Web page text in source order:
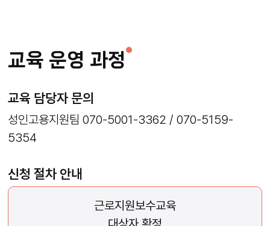
교육 운영 과정
교육 담당자 문의
성인고용지원팀 070-5001-3362 / 070-5159-
5354
신청 절차 안내
근로지원보수교육